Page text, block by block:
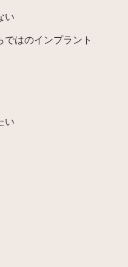
い
はのインプラント
い